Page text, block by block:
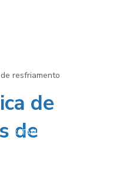
TRATAMENTO
resfriamento
de
de